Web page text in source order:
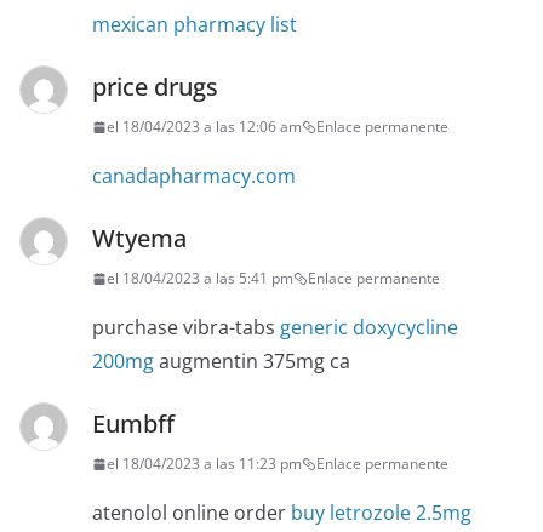
mexican pharmacy list
price drugs
el 18/04/2023 a las 12:06 am Enlace permanente
canadapharmacy.com
Wtyema
el 18/04/2023 a las 5:41 pm Enlace permanente
purchase vibra-tabs generic doxycycline
200mgaugmentin 375mg ca
Eumbff
el 18/04/2023 a las 11:23 pm Enlace permanente
atenolol online order buy letrozole 2.5mg